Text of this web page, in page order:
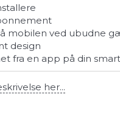
mobilen ved ubudne
design
fra en app på din
her...